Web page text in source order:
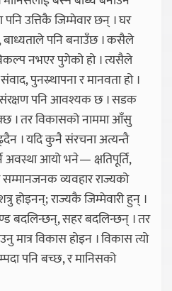
उत्तिकै जिम्मेवार छन् । घर
बाध्यताले पनि बनाउँछ । कसैले
नभएर पुगेको हो । त्यसैले
पुनस्र्थापना र मानवता हो ।
पनि आवश्यक छ । सडक
। तर विकासको नाममा आँसु
। यदि कुनै संरचना अत्यन्तै
आयो भने— क्षतिपूर्ति,
व्यवहार राज्यको
होइनन्; राज्यकै जिम्मेवारी हुन् ।
बदलिन्छन्, सहर बदलिन्छन् । तर
मात्र विकास होइन । विकास त्यो
पनि बच्छ, र मानिसको